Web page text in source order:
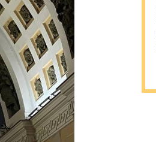
В Красногвардейском районе
Петербурга появился еще один
центр совмещенного образования